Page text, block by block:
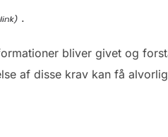
.
bliver givet og
af disse krav kan få